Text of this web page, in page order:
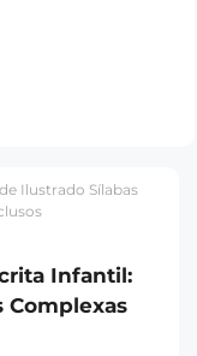
Ilustrado Sílabas
Infantil:
Complexas